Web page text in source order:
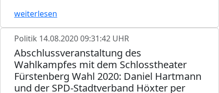
weiterlesen
Politik 14.08.2020 09:31:42 UHR
Abschlussveranstaltung des
Wahlkampfes mit dem Schlosstheater
Fürstenberg Wahl 2020: Daniel Hartmann
und der SPD-Stadtverband Höxter per